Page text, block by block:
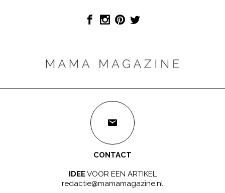
CONTACT
IDEEVOOR EEN ARTIKEL
redactie@mamamagazine.nl